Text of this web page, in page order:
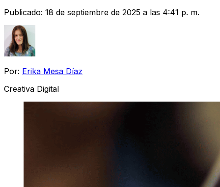
Publicado: 18 de septiembre de 2025 a las 4:41 p. m.
Por: Erika Mesa Díaz
Creativa Digital